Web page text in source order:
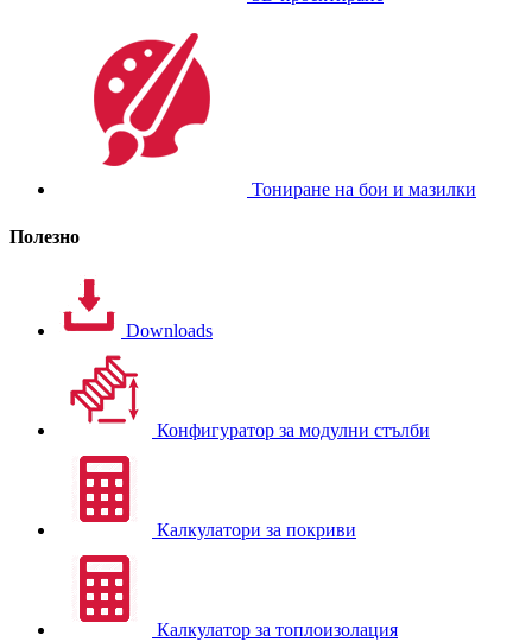
Тониране на бои и мазилки
Полезно
Downloads
Конфигуратор за модулни стълби
Калкулатори за покриви
Калкулатор за топлоизолация